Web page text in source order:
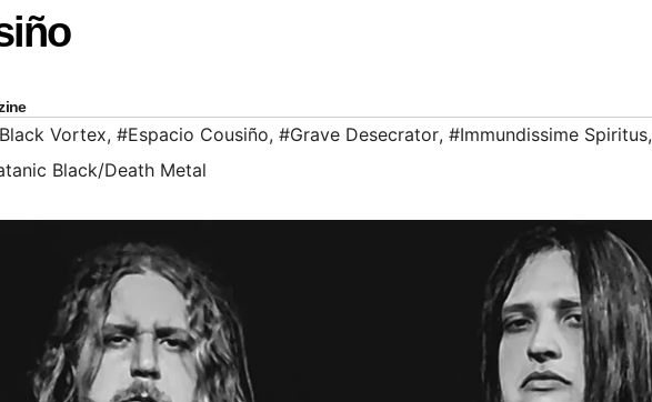
Vortex, #Espacio Cousiño, #Grave Desecrator, #Immundissime Spiritus,
Black/Death Metal